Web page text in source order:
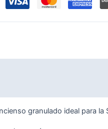
granulado ideal para la